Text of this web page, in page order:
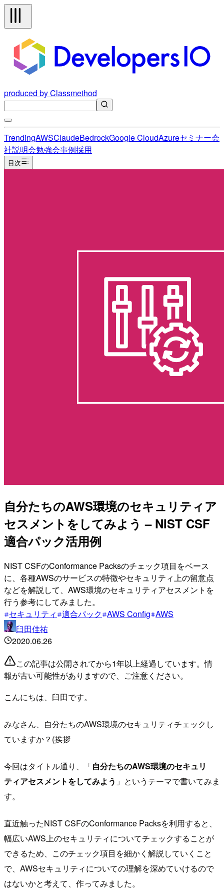
produced by Classmethod
TrendingAWSClaudeBedrockGoogle CloudAzureセミナー会
社説明会勉強会事例採用
目次
自分たちのAWS環境のセキュリティア
セスメントをしてみよう – NIST CSF
適合パック活用例
NIST CSFのConformance Packsのチェック項目をベース
に、各種AWSのサービスの特徴やセキュリティ上の留意点
などを解説して、AWS環境のセキュリティアセスメントを
行う参考にしてみました。
セキュリティ 適合パック AWS Config AWS
臼田佳祐
2020.06.26
この記事は公開されてから1年以上経過しています。情
報が古い可能性がありますので、ご注意ください。
こんにちは、臼田です。
みなさん、自分たちのAWS環境のセキュリティチェックし
ていますか？(挨拶
今回はタイトル通り、「自分たちのAWS環境のセキュリ
ティアセスメントをしてみよう 」というテーマで書いてみま
す。
直近触ったNIST CSFのConformance Packsを利用すると、
幅広いAWS上のセキュリティについてチェックすることが
できるため、このチェック項目を細かく解説していくこと
で、AWSセキュリティについての理解を深めていけるので
はないかと考えて、作ってみました。